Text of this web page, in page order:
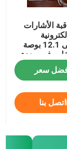
الأشارات
للمستشفى 12.1 بوصة
في وحدة
سعر
اتصل بنا